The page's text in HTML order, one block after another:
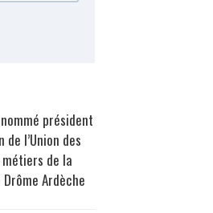
président
l’Union des
de la
Ardèche